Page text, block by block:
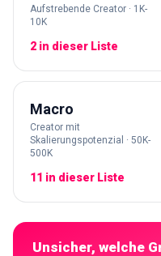
Aufstrebende Creator · 1K-
10K
2 in dieser Liste
Macro
Creator mit
Skalierungspotenzial · 50K-
500K
11 in dieser Liste
Unsicher, welche